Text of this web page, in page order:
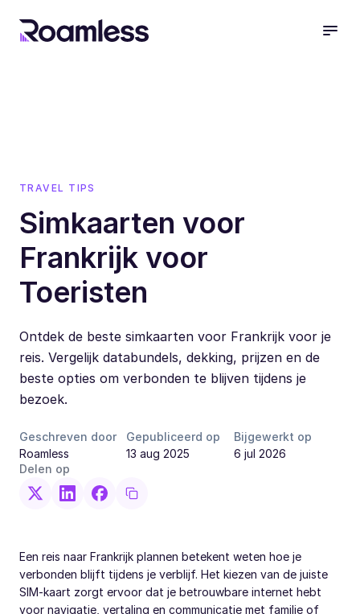
TRAVEL TIPS
Simkaarten voor
Frankrijk voor
Toeristen
Ontdek de beste simkaarten voor Frankrijk voor je
reis. Vergelijk databundels, dekking, prijzen en de
beste opties om verbonden te blijven tijdens je
bezoek.
Geschreven door
Roamless
Gepubliceerd op
13 aug 2025
Bijgewerkt op
6 jul 2026
Delen op
Een reis naar Frankrijk plannen betekent weten hoe je
verbonden blijft tijdens je verblijf. Het kiezen van de juiste
SIM-kaart zorgt ervoor dat je betrouwbare internet hebt
voor navigatie, vertaling en communicatie met familie of